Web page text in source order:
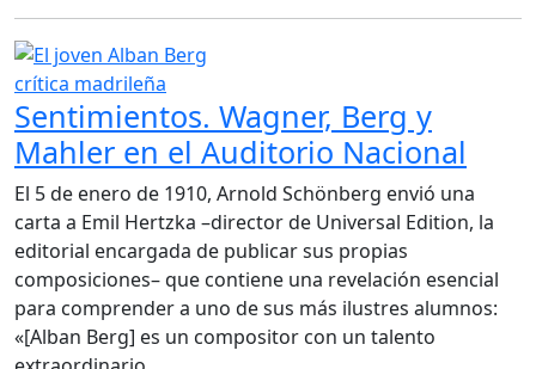
crítica madrileña
Sentimientos. Wagner, Berg y
Mahler en el Auditorio Nacional
El 5 de enero de 1910, Arnold Schönberg envió una
carta a Emil Hertzka –director de Universal Edition, la
editorial encargada de publicar sus propias
composiciones– que contiene una revelación esencial
para comprender a uno de sus más ilustres alumnos:
«[Alban Berg] es un compositor con un talento